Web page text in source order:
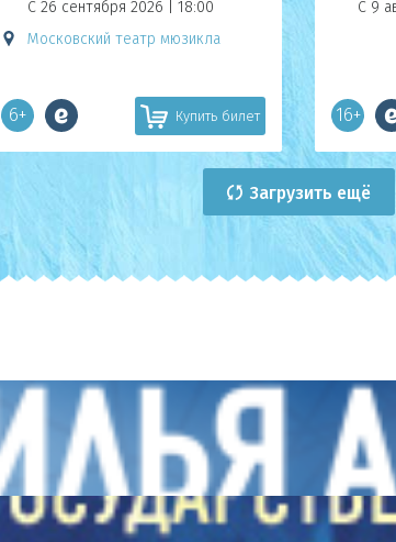
С 26 сентября 2026 | 18:00
Московский театр мюзикла
6+ Купить билет
С 9
16+
Загрузить ещё